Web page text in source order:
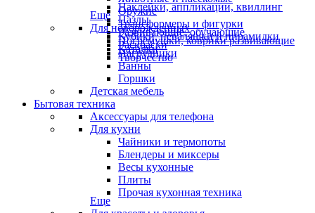
Оружие
Трансформеры и фигурки
Кубики, неваляшки и пирамидки
Каталки
Наклейки, аппликации, квиллинг
Пазлы
Развивающие, обучающие
Раскраски
Творчество
Еще
Для новорожденных
Погремушки, коврики развивающие
Нагрудники
Ванны
Горшки
Детская мебель
Бытовая техника
Аксессуары для телефона
Для кухни
Чайники и термопоты
Блендеры и миксеры
Весы кухонные
Плиты
Прочая кухонная техника
Еще